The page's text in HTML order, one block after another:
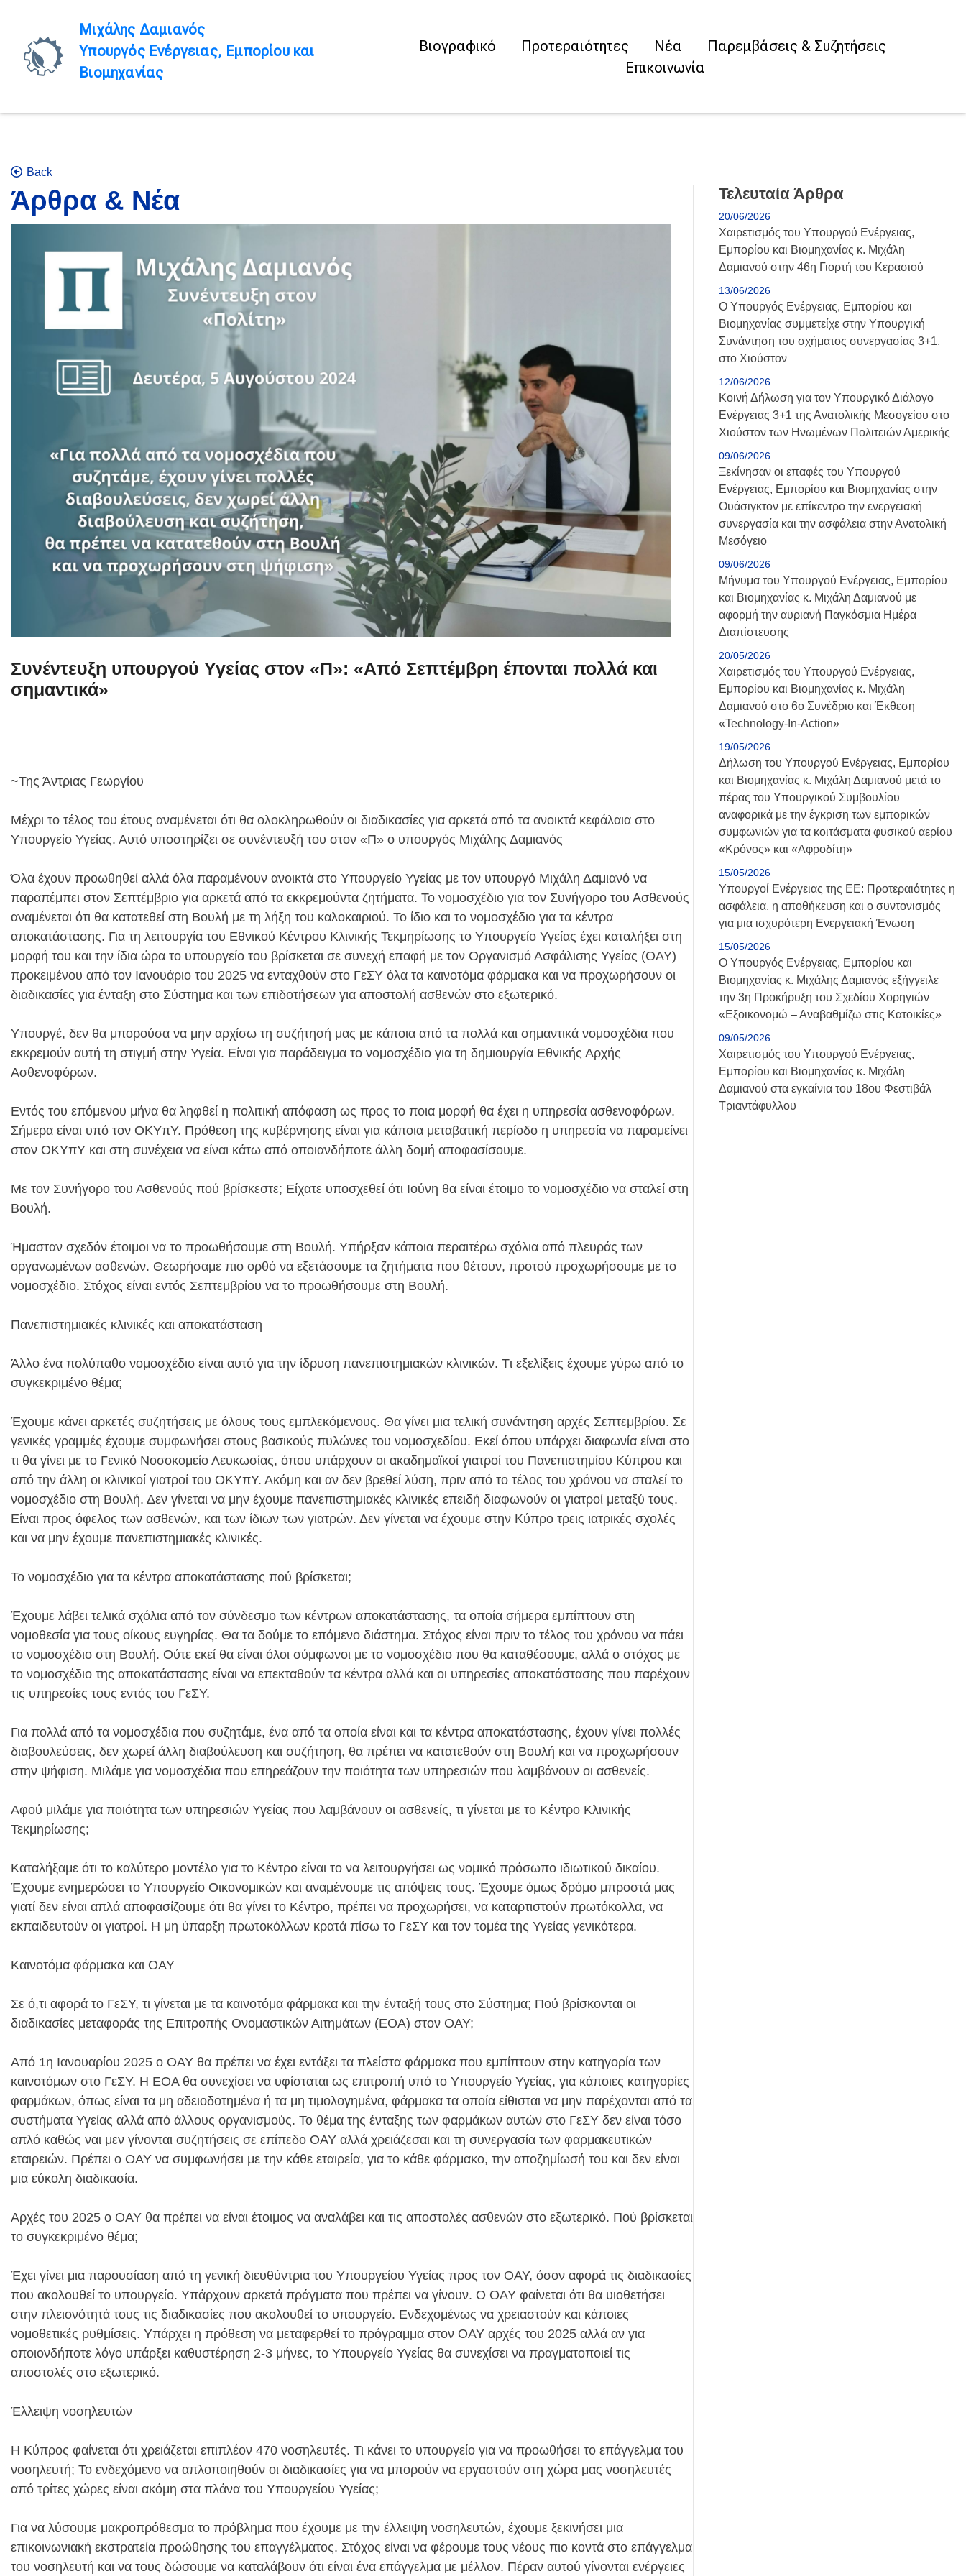
Μιχάλης Δαμιανός
Υπουργός Ενέργειας, Εμπορίου και
Βιομηχανίας
Βιογραφικό Προτεραιότητες Νέα
Παρεμβάσεις & Συζητήσεις
Επικοινωνία
Back
Άρθρα & Νέα
Συνέντευξη υπουργού Υγείας στον «Π»: «Από Σεπτέμβρη έπονται πολλά και
σημαντικά»
~Της Άντριας Γεωργίου
Μέχρι το τέλος του έτους αναμένεται ότι θα ολοκληρωθούν οι διαδικασίες για αρκετά από τα ανοικτά κεφάλαια στο
Υπουργείο Υγείας. Αυτό υποστηρίζει σε συνέντευξή του στον «Π» ο υπουργός Μιχάλης Δαμιανός
Όλα έχουν προωθηθεί αλλά όλα παραμένουν ανοικτά στο Υπουργείο Υγείας με τον υπουργό Μιχάλη Δαμιανό να
παραπέμπει στον Σεπτέμβριο για αρκετά από τα εκκρεμούντα ζητήματα. Το νομοσχέδιο για τον Συνήγορο του Ασθενούς
αναμένεται ότι θα κατατεθεί στη Βουλή με τη λήξη του καλοκαιριού. Το ίδιο και το νομοσχέδιο για τα κέντρα
αποκατάστασης. Για τη λειτουργία του Εθνικού Κέντρου Κλινικής Τεκμηρίωσης το Υπουργείο Υγείας έχει καταλήξει στη
μορφή του και την ίδια ώρα το υπουργείο του βρίσκεται σε συνεχή επαφή με τον Οργανισμό Ασφάλισης Υγείας (ΟΑΥ)
προκειμένου από τον Ιανουάριο του 2025 να ενταχθούν στο ΓεΣΥ όλα τα καινοτόμα φάρμακα και να προχωρήσουν οι
διαδικασίες για ένταξη στο Σύστημα και των επιδοτήσεων για αποστολή ασθενών στο εξωτερικό.
Υπουργέ, δεν θα μπορούσα να μην αρχίσω τη συζήτησή μας με κάποια από τα πολλά και σημαντικά νομοσχέδια που
εκκρεμούν αυτή τη στιγμή στην Υγεία. Είναι για παράδειγμα το νομοσχέδιο για τη δημιουργία Εθνικής Αρχής
Ασθενοφόρων.
Εντός του επόμενου μήνα θα ληφθεί η πολιτική απόφαση ως προς το ποια μορφή θα έχει η υπηρεσία ασθενοφόρων.
Σήμερα είναι υπό τον ΟΚΥπΥ. Πρόθεση της κυβέρνησης είναι για κάποια μεταβατική περίοδο η υπηρεσία να παραμείνει
στον ΟΚΥπΥ και στη συνέχεια να είναι κάτω από οποιανδήποτε άλλη δομή αποφασίσουμε.
Με τον Συνήγορο του Ασθενούς πού βρίσκεστε; Είχατε υποσχεθεί ότι Ιούνη θα είναι έτοιμο το νομοσχέδιο να σταλεί στη
Βουλή.
Ήμασταν σχεδόν έτοιμοι να το προωθήσουμε στη Βουλή. Υπήρξαν κάποια περαιτέρω σχόλια από πλευράς των
οργανωμένων ασθενών. Θεωρήσαμε πιο ορθό να εξετάσουμε τα ζητήματα που θέτουν, προτού προχωρήσουμε με το
νομοσχέδιο. Στόχος είναι εντός Σεπτεμβρίου να το προωθήσουμε στη Βουλή.
Πανεπιστημιακές κλινικές και αποκατάσταση
Άλλο ένα πολύπαθο νομοσχέδιο είναι αυτό για την ίδρυση πανεπιστημιακών κλινικών. Tι εξελίξεις έχουμε γύρω από το
συγκεκριμένο θέμα;
Έχουμε κάνει αρκετές συζητήσεις με όλους τους εμπλεκόμενους. Θα γίνει μια τελική συνάντηση αρχές Σεπτεμβρίου. Σε
γενικές γραμμές έχουμε συμφωνήσει στους βασικούς πυλώνες του νομοσχεδίου. Εκεί όπου υπάρχει διαφωνία είναι στο
τι θα γίνει με το Γενικό Νοσοκομείο Λευκωσίας, όπου υπάρχουν οι ακαδημαϊκοί γιατροί του Πανεπιστημίου Κύπρου και
από την άλλη οι κλινικοί γιατροί του ΟΚΥπΥ. Ακόμη και αν δεν βρεθεί λύση, πριν από το τέλος του χρόνου να σταλεί το
νομοσχέδιο στη Βουλή. Δεν γίνεται να μην έχουμε πανεπιστημιακές κλινικές επειδή διαφωνούν οι γιατροί μεταξύ τους.
Είναι προς όφελος των ασθενών, και των ίδιων των γιατρών. Δεν γίνεται να έχουμε στην Κύπρο τρεις ιατρικές σχολές
και να μην έχουμε πανεπιστημιακές κλινικές.
Το νομοσχέδιο για τα κέντρα αποκατάστασης πού βρίσκεται;
Έχουμε λάβει τελικά σχόλια από τον σύνδεσμο των κέντρων αποκατάστασης, τα οποία σήμερα εμπίπτουν στη
νομοθεσία για τους οίκους ευγηρίας. Θα τα δούμε το επόμενο διάστημα. Στόχος είναι πριν το τέλος του χρόνου να πάει
το νομοσχέδιο στη Βουλή. Ούτε εκεί θα είναι όλοι σύμφωνοι με το νομοσχέδιο που θα καταθέσουμε, αλλά ο στόχος με
το νομοσχέδιο της αποκατάστασης είναι να επεκταθούν τα κέντρα αλλά και οι υπηρεσίες αποκατάστασης που παρέχουν
τις υπηρεσίες τους εντός του ΓεΣΥ.
Για πολλά από τα νομοσχέδια που συζητάμε, ένα από τα οποία είναι και τα κέντρα αποκατάστασης, έχουν γίνει πολλές
διαβουλεύσεις, δεν χωρεί άλλη διαβούλευση και συζήτηση, θα πρέπει να κατατεθούν στη Βουλή και να προχωρήσουν
στην ψήφιση. Mιλάμε για νομοσχέδια που επηρεάζουν την ποιότητα των υπηρεσιών που λαμβάνουν οι ασθενείς.
Αφού μιλάμε για ποιότητα των υπηρεσιών Υγείας που λαμβάνουν οι ασθενείς, τι γίνεται με το Κέντρο Κλινικής
Τεκμηρίωσης;
Καταλήξαμε ότι το καλύτερο μοντέλο για το Κέντρο είναι το να λειτουργήσει ως νομικό πρόσωπο ιδιωτικού δικαίου.
Έχουμε ενημερώσει το Υπουργείο Οικονομικών και αναμένουμε τις απόψεις τους. Έχουμε όμως δρόμο μπροστά μας
γιατί δεν είναι απλά αποφασίζουμε ότι θα γίνει το Κέντρο, πρέπει να προχωρήσει, να καταρτιστούν πρωτόκολλα, να
εκπαιδευτούν οι γιατροί. Η μη ύπαρξη πρωτοκόλλων κρατά πίσω τo ΓεΣΥ και τον τομέα της Υγείας γενικότερα.
Καινοτόμα φάρμακα και ΟΑΥ
Σε ό,τι αφορά το ΓεΣΥ, τι γίνεται με τα καινοτόμα φάρμακα και την ένταξή τους στο Σύστημα; Πού βρίσκονται οι
διαδικασίες μεταφοράς της Επιτροπής Ονομαστικών Αιτημάτων (ΕΟΑ) στον ΟΑΥ;
Από 1η Ιανουαρίου 2025 ο ΟΑΥ θα πρέπει να έχει εντάξει τα πλείστα φάρμακα που εμπίπτουν στην κατηγορία των
καινοτόμων στο ΓεΣΥ. Η ΕΟΑ θα συνεχίσει να υφίσταται ως επιτροπή υπό το Υπουργείο Υγείας, για κάποιες κατηγορίες
φαρμάκων, όπως είναι τα μη αδειοδοτημένα ή τα μη τιμολογημένα, φάρμακα τα οποία είθισται να μην παρέχονται από τα
συστήματα Υγείας αλλά από άλλους οργανισμούς. Το θέμα της ένταξης των φαρμάκων αυτών στο ΓεΣΥ δεν είναι τόσο
απλό καθώς ναι μεν γίνονται συζητήσεις σε επίπεδο ΟΑΥ αλλά χρειάζεσαι και τη συνεργασία των φαρμακευτικών
εταιρειών. Πρέπει ο ΟΑΥ να συμφωνήσει με την κάθε εταιρεία, για το κάθε φάρμακο, την αποζημίωσή του και δεν είναι
μια εύκολη διαδικασία.
Αρχές του 2025 ο ΟΑΥ θα πρέπει να είναι έτοιμος να αναλάβει και τις αποστολές ασθενών στο εξωτερικό. Πού βρίσκεται
το συγκεκριμένο θέμα;
Έχει γίνει μια παρουσίαση από τη γενική διευθύντρια του Υπουργείου Υγείας προς τον ΟΑΥ, όσον αφορά τις διαδικασίες
που ακολουθεί το υπουργείο. Υπάρχουν αρκετά πράγματα που πρέπει να γίνουν. Ο ΟΑΥ φαίνεται ότι θα υιοθετήσει
στην πλειονότητά τους τις διαδικασίες που ακολουθεί το υπουργείο. Ενδεχομένως να χρειαστούν και κάποιες
νομοθετικές ρυθμίσεις. Υπάρχει η πρόθεση να μεταφερθεί το πρόγραμμα στον ΟΑΥ αρχές του 2025 αλλά αν για
οποιονδήποτε λόγο υπάρξει καθυστέρηση 2-3 μήνες, το Υπουργείο Υγείας θα συνεχίσει να πραγματοποιεί τις
αποστολές στο εξωτερικό.
Έλλειψη νοσηλευτών
Η Κύπρος φαίνεται ότι χρειάζεται επιπλέον 470 νοσηλευτές. Τι κάνει το υπουργείο για να προωθήσει το επάγγελμα του
νοσηλευτή; Το ενδεχόμενο να απλοποιηθούν οι διαδικασίες για να μπορούν να εργαστούν στη χώρα μας νοσηλευτές
από τρίτες χώρες είναι ακόμη στα πλάνα του Υπουργείου Υγείας;
Για να λύσουμε μακροπρόθεσμα το πρόβλημα που έχουμε με την έλλειψη νοσηλευτών, έχουμε ξεκινήσει μια
επικοινωνιακή εκστρατεία προώθησης του επαγγέλματος. Στόχος είναι να φέρουμε τους νέους πιο κοντά στο επάγγελμα
του νοσηλευτή και να τους δώσουμε να καταλάβουν ότι είναι ένα επάγγελμα με μέλλον. Πέραν αυτού γίνονται ενέργειες
Τελευταία Άρθρα
20/06/2026
Χαιρετισμός του Υπουργού Ενέργειας,
Εμπορίου και Βιομηχανίας κ. Μιχάλη
Δαμιανού στην 46η Γιορτή του Κερασιού
13/06/2026
Ο Υπουργός Ενέργειας, Εμπορίου και
Βιομηχανίας συμμετείχε στην Υπουργική
Συνάντηση του σχήματος συνεργασίας 3+1,
στο Χιούστον
12/06/2026
Κοινή Δήλωση για τον Υπουργικό Διάλογο
Ενέργειας 3+1 της Ανατολικής Μεσογείου στο
Χιούστον των Ηνωμένων Πολιτειών Αμερικής
09/06/2026
Ξεκίνησαν οι επαφές του Υπουργού
Ενέργειας, Εμπορίου και Βιομηχανίας στην
Ουάσιγκτον με επίκεντρο την ενεργειακή
συνεργασία και την ασφάλεια στην Ανατολική
Μεσόγειο
09/06/2026
Μήνυμα του Υπουργού Ενέργειας, Εμπορίου
και Βιομηχανίας κ. Μιχάλη Δαμιανού με
αφορμή την αυριανή Παγκόσμια Ημέρα
Διαπίστευσης
20/05/2026
Χαιρετισμός του Υπουργού Ενέργειας,
Εμπορίου και Βιομηχανίας κ. Μιχάλη
Δαμιανού στο 6ο Συνέδριο και Έκθεση
«Technology-Ιn-Action»
19/05/2026
Δήλωση του Υπουργού Ενέργειας, Εμπορίου
και Βιομηχανίας κ. Μιχάλη Δαμιανού μετά το
πέρας του Υπουργικού Συμβουλίου
αναφορικά με την έγκριση των εμπορικών
συμφωνιών για τα κοιτάσματα φυσικού αερίου
«Κρόνος» και «Αφροδίτη»
15/05/2026
Υπουργοί Ενέργειας της ΕΕ: Προτεραιότητες η
ασφάλεια, η αποθήκευση και ο συντονισμός
για μια ισχυρότερη Ενεργειακή Ένωση
15/05/2026
Ο Υπουργός Ενέργειας, Εμπορίου και
Βιομηχανίας κ. Μιχάλης Δαμιανός εξήγγειλε
την 3η Προκήρυξη του Σχεδίου Χορηγιών
«Εξοικονομώ – Αναβαθμίζω στις Κατοικίες»
09/05/2026
Χαιρετισμός του Υπουργού Ενέργειας,
Εμπορίου και Βιομηχανίας κ. Μιχάλη
Δαμιανού στα εγκαίνια του 18ου Φεστιβάλ
Τριαντάφυλλου